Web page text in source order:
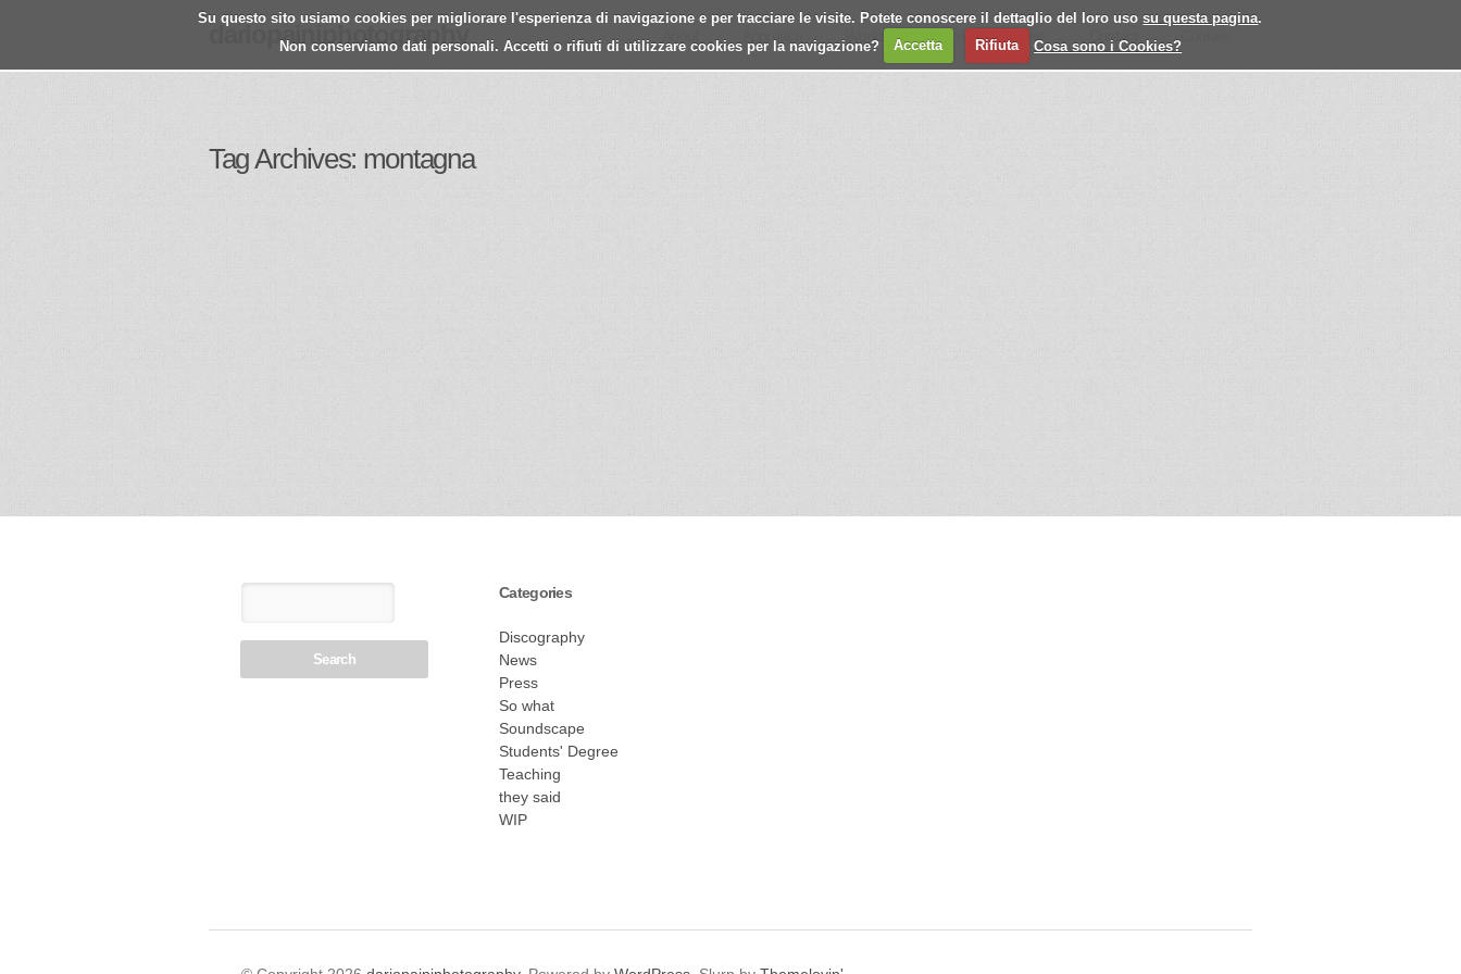
Su questo sito usiamo cookies per migliorare l'esperienza di navigazione e per tracciare le visite. Potete conoscere il dettaglio del loro usosu questa pagina.
Non conserviamo dati personali. Accetti o rifiuti di utilizzare cookies per la navigazione?
Accetta Rifiuta Cosa sono i Cookies?
dariopainiphotography Approach Works Journal Past Contact
Tag Archives: montagna
Categories
Discography
News
Press
So what
Soundscape
Students' Degree
Teaching
they said
WIP